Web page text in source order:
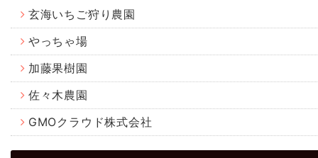
玄海いちご狩り農園
やっちゃ場
加藤果樹園
佐々木農園
GMOクラウド株式会社